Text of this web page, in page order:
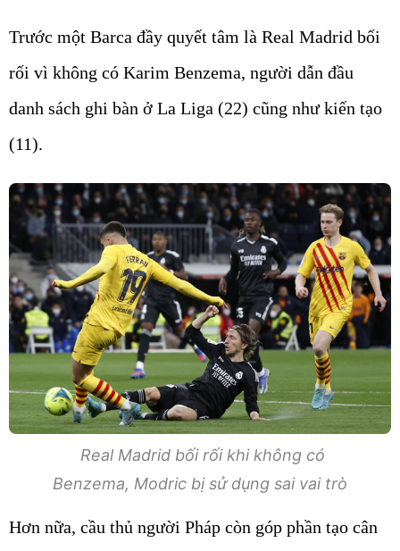
Trước một Barca đầy quyết tâm là Real Madrid bối
rối vì không có Karim Benzema, người dẫn đầu
danh sách ghi bàn ở La Liga (22) cũng như kiến tạo
(11).
Real Madrid bối rối khi không có
Benzema, Modric bị sử dụng sai vai trò
Hơn nữa, cầu thủ người Pháp còn góp phần tạo cân